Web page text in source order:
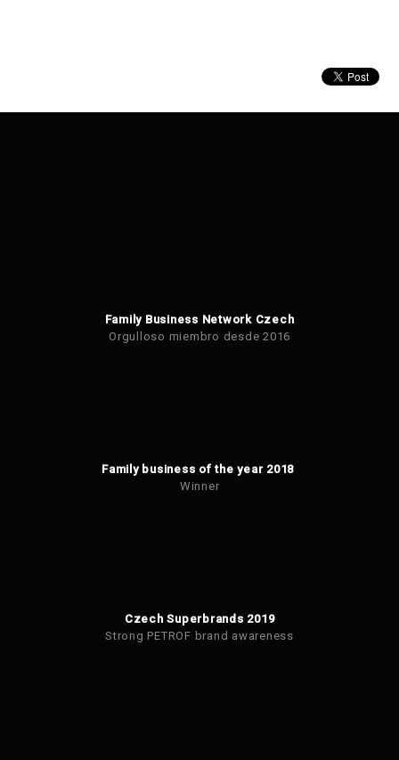
Family Business Network Czech
Orgulloso miembro desde 2016
Family business of the year 2018
Winner
Czech Superbrands 2019
Strong PETROF brand awareness